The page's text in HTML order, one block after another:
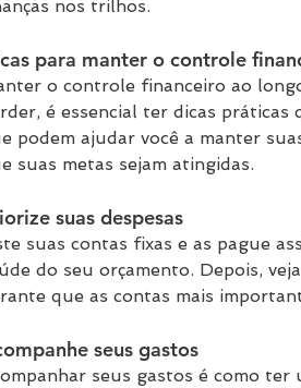
nos trilhos.
para manter o controle
o controle financeiro ao
é essencial ter dicas
podem ajudar você a manter
suas metas sejam atingidas.
suas despesas
suas contas fixas e as pague
do seu orçamento. Depois,
que as contas mais
seus gastos
seus gastos é como ter